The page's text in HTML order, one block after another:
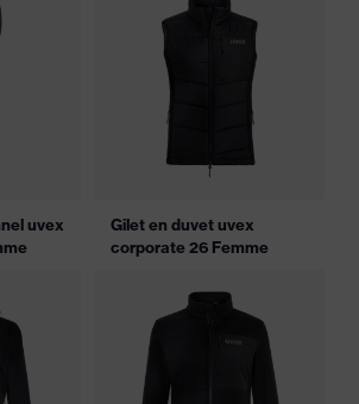
uvex
Gilet en duvet uvex
corporate 26 Femme